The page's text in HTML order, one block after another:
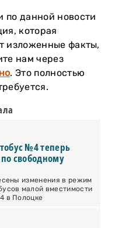
по данной новости
которая
изложенные факты,
нам через
. Это полностью
№4 теперь
свободному
изменения в режим
малой вместимости
в Полоцке